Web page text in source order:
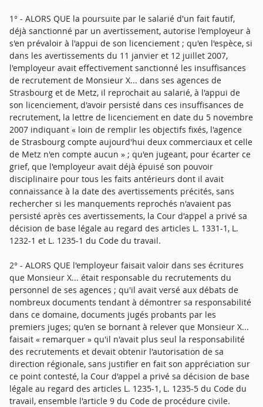
1° - ALORS QUE la poursuite par le salarié d'un fait fautif,
déjà sanctionné par un avertissement, autorise l'employeur à
s'en prévaloir à l'appui de son licenciement ; qu'en l'espèce, si
dans les avertissements du 11 janvier et 12 juillet 2007,
l'employeur avait effectivement sanctionné les insuffisances
de recrutement de Monsieur X... dans ses agences de
Strasbourg et de Metz, il reprochait au salarié, à l'appui de
son licenciement, d'avoir persisté dans ces insuffisances de
recrutement, la lettre de licenciement en date du 5 novembre
2007 indiquant « loin de remplir les objectifs fixés, l'agence
de Strasbourg compte aujourd'hui deux commerciaux et celle
de Metz n'en compte aucun » ; qu'en jugeant, pour écarter ce
grief, que l'employeur avait déjà épuisé son pouvoir
disciplinaire pour tous les faits antérieurs dont il avait
connaissance à la date des avertissements précités, sans
rechercher si les manquements reprochés n'avaient pas
persisté après ces avertissements, la Cour d'appel a privé sa
décision de base légale au regard des articles L. 1331-1, L.
1232-1 et L. 1235-1 du Code du travail.
2° - ALORS QUE l'employeur faisait valoir dans ses écritures
que Monsieur X... était responsable du recrutements du
personnel de ses agences ; qu'il avait versé aux débats de
nombreux documents tendant à démontrer sa responsabilité
dans ce domaine, documents jugés probants par les
premiers juges; qu'en se bornant à relever que Monsieur X...
faisait « remarquer » qu'il n'avait plus seul la responsabilité
des recrutements et devait obtenir l'autorisation de sa
direction régionale, sans justifier en fait son appréciation sur
ce point contesté, la Cour d'appel a privé sa décision de base
légale au regard des articles L. 1235-1, L. 1235-5 du Code du
travail, ensemble l'article 9 du Code de procédure civile.